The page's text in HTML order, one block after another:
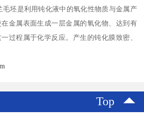
毛坯是利用钝化液中的氧化性物质与金属产
金属表面生成一层金属的氧化物、达到有
过程属于化学反应。产生的钝化膜致密、
Top